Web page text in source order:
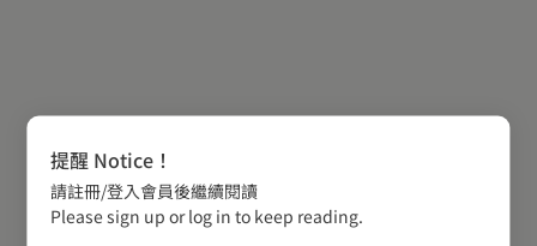
提醒 Notice！
請註冊/登入會員後繼續閱讀
Please sign up or log in to keep reading.